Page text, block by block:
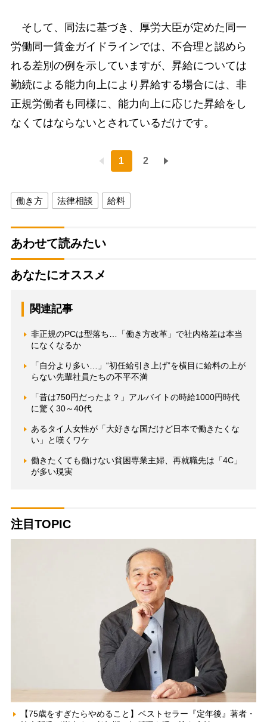
そして、同法に基づき、厚労大臣が定めた同一
労働同一賃金ガイドラインでは、不合理と認めら
れる差別の例を示していますが、昇給については
勤続による能力向上により昇給する場合には、非
正規労働者も同様に、能力向上に応じた昇給をし
なくてはならないとされているだけです。
1 2
働き方 法律相談 給料
あわせて読みたい
あなたにオススメ
関連記事
非正規のPCは型落ち…「働き方改革」で社内格差は本当
になくなるか
「自分より多い…」“初任給引き上げ”を横目に給料の上が
らない先輩社員たちの不平不満
「昔は750円だったよ？」アルバイトの時給1000円時代
に驚く30～40代
あるタイ人女性が「大好きな国だけど日本で働きたくな
い」と嘆くワケ
働きたくても働けない貧困専業主婦、再就職先は「4C」
が多い現実
注目TOPIC
【75歳をすぎたらやめること】ベストセラー『定年後』著者・